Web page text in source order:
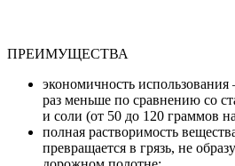
ПРЕИМУЩЕСТВА
экономичность использования
раз меньше по сравнению со
и соли (от 50 до 120 граммов
полная растворимость
превращается в грязь, не